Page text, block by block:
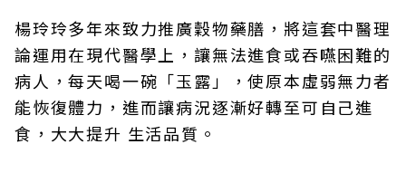
楊玲玲多年來致力推廣穀物藥膳，將這套中醫理
論運用在現代醫學上，讓無法進食或吞嚥困難的
病人，每天喝一碗「玉露」，使原本虛弱無力者
能恢復體力，進而讓病況逐漸好轉至可自己進
食，大大提升 生活品質。